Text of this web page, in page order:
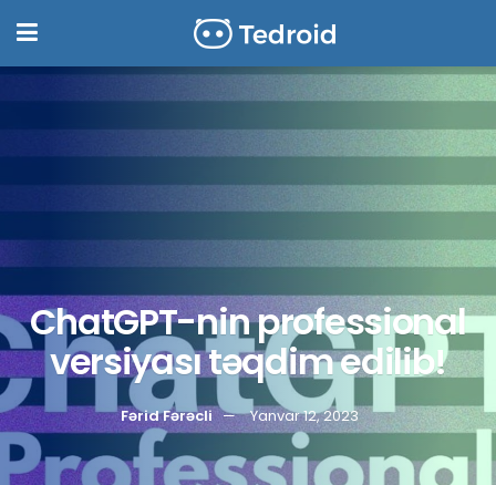
ChatGPT-nin professional
versiyası təqdim edilib!
Fərid Fərəcli Yanvar 12, 2023